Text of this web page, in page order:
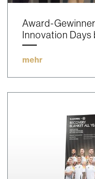
Award-
Innovation Days
mehr